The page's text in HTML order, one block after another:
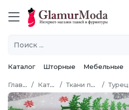
Каталог Шторные Мебельные
Главная Каталог Ткани по типу Турецкий